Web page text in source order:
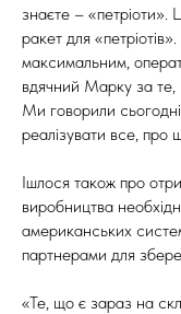
знаєте – «петріоти».
ракет для
максимальним,
вдячний Марку за
Ми говорили
реалізувати все,
Ішлося також про
виробництва
американських
партнерами для
«Те, що є зараз на